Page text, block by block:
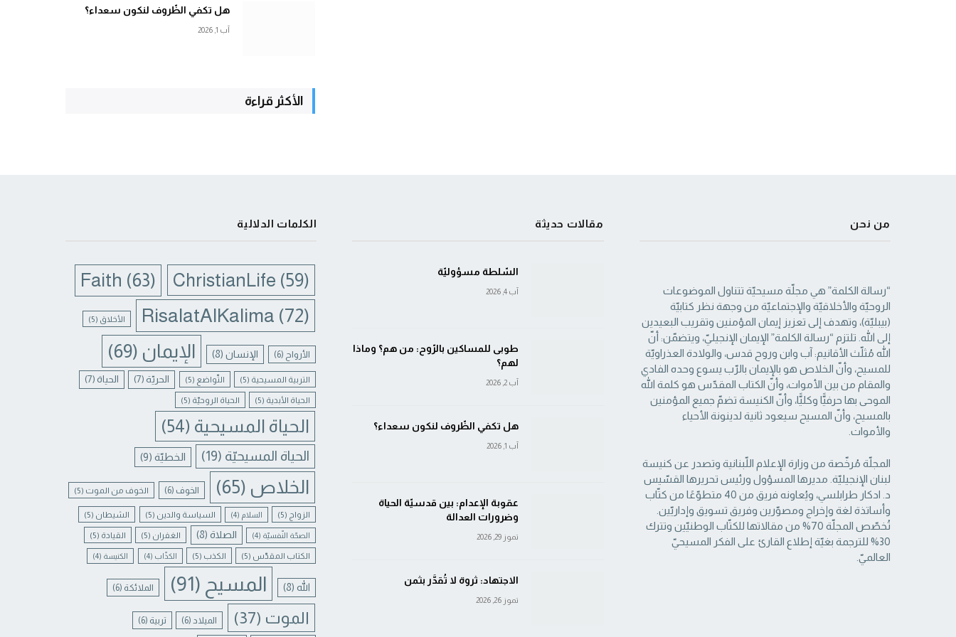
هل تكفي الظّروف لنكون سعداء؟
آب 1, 2026
الأكثر قراءة
من نحن
“رسالة الكلمة” هي مجلّة مسيحيّة تتناول الموضوعات
الروحيّة والأخلاقيّة والإجتماعيّة من ‏وجهة نظر كتابيّة
(بيبليّة)، وتهدف إلى تعزيز إيمان المؤمنين وتقريب البعيدين
إلى الله. تلتزم “رسالة ‏الكلمة” الإيمان الإنجيليّ، ويتضمّن: أنّ
الله مُثلّث الأقانيم: آب وابن وروح قدس، والولادة العذراويّة
‏للمسيح، وأنّ الخلاص هو بالإيمان بالرّب يسوع وحده الفادي
والمقام من بين الأموات، وأنّ الكتاب ‏المقدّس هو كلمة الله
الموحى بها حرفيًّا وكليًّا، وأنّ الكنيسة تضمّ جميع المؤمنين
بالمسيح، وأنّ المسيح ‏سيعود ثانية لدينونة الأحياء
والأموات. ‏
المجلّة مُرخّصة من وزارة الإعلام اللّبنانية وتصدر عن كنيسة
لبنان الإنجيليّة. مديرها المسؤول ‏ورئيس تحريرها القسّيس
د. ادكار طرابلسي، ويُعاونه فريق من 40 متطوّعًا من كتّاب
وأساتذة لغة ‏وإخراج ومصوّرين وفريق تسويق وإداريّين.
تُخصّص المجلّة 70% من مقالاتها للكتّاب الوطنيّين ‏وتترك
30% للترجمة بغيّة إطلاع القارئ على الفكر المسيحيّ
العالميّ.‏
مقالات حديثة
السّلطة مسؤوليّة
آب 4, 2026
طوبى للمساكين بالرّوح: من هم؟ وماذا
لهم؟
آب 2, 2026
هل تكفي الظّروف لنكون سعداء؟
آب 1, 2026
عقوبة الإعدام: بين قدسيّة الحياة
وضرورات العدالة
تموز 29, 2026
الاجتهاد: ثروة لا تُقدَّر بثمن
تموز 26, 2026
الكلمات الدلالية
ChristianLife (59)
Faith (63)
RisalatAlKalima (72) الأخلاق (5)
الأرواح (6) الإنسان(8) الإيمان (69)
التربية المسيحية (5) التّواضع (5) الحريّة (7) الحياة (7)
الحياة الأبدية (5) الحياة الروحيّة (5)
الحياة المسيحية (54)
الحياة المسيحيّة (19) الخطيّة(9)
الخلاص (65) الخوف (6) الخوف من الموت (5)
الزواج (5) السلام (4) السياسة والدين (5) الشيطان (5)
الصحّة النّفسيّة (4) الصلاة (8) الغفران (5) القيادة (5)
الكتاب المقدّس (5) الكذب (5) الكذّاب (4) الكنيسة (4)
الله (8) المسيح (91) الملائكة (6)
الموت (37) الميلاد (6) تربية (6)